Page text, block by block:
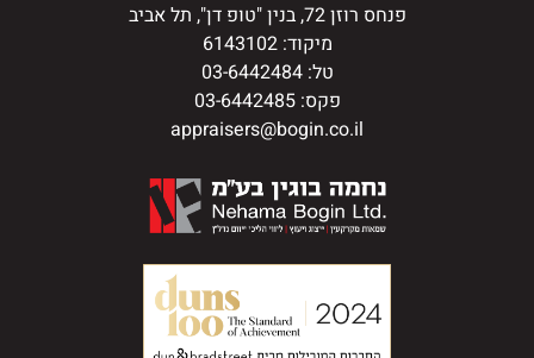
פנחס רוזן 72, בנין "טופ דן", תל אביב
מיקוד: 6143102
טל: 03-6442484
פקס: 03-6442485
appraisers@bogin.co.il